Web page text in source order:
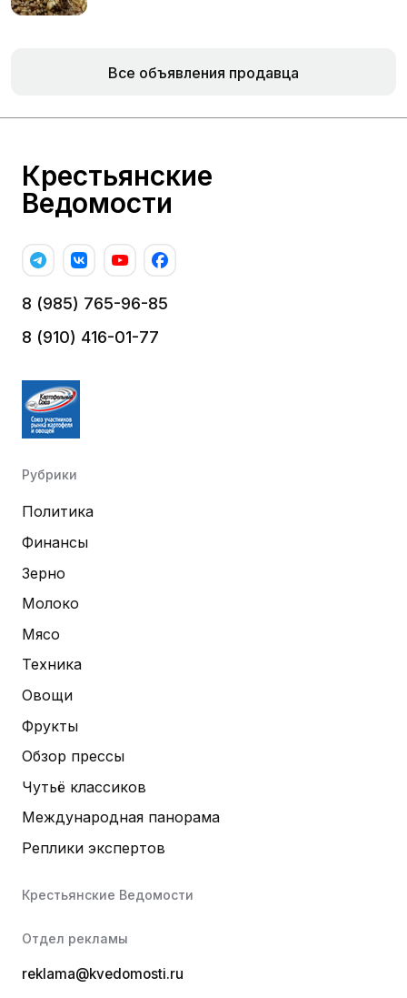
Все объявления продавца
Крестьянские
Ведомости
8 (985) 765-96-85
8 (910) 416-01-77
Рубрики
Политика
Финансы
Зерно
Молоко
Мясо
Техника
Овощи
Фрукты
Обзор прессы
Чутьё классиков
Международная панорама
Реплики экспертов
Крестьянские Ведомости
Отдел рекламы
reklama@kvedomosti.ru